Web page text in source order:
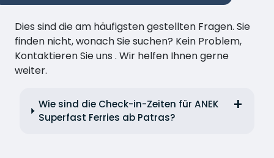
Dies sind die am häufigsten gestellten Fragen. Sie
finden nicht, wonach Sie suchen? Kein Problem,
Kontaktieren Sie uns . Wir helfen Ihnen gerne
weiter.
Wie sind die Check-in-Zeiten für ANEK
Superfast Ferries ab Patras?